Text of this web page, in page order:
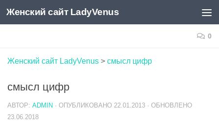
Skip to content
Женский сайт LadyVenus
0
Женский сайт LadyVenus > смысл цифр
смысл цифр
АВТОР: ADMIN · ОПУБЛИКОВАНО 22.01.2013 · ОБНОВЛЕНО
23.06.2018